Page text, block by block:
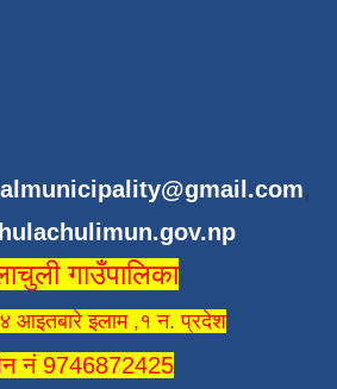
,
गाउँपालिका
आइतबारे इलाम ,१ न. प्रदेश
नं 9746872425